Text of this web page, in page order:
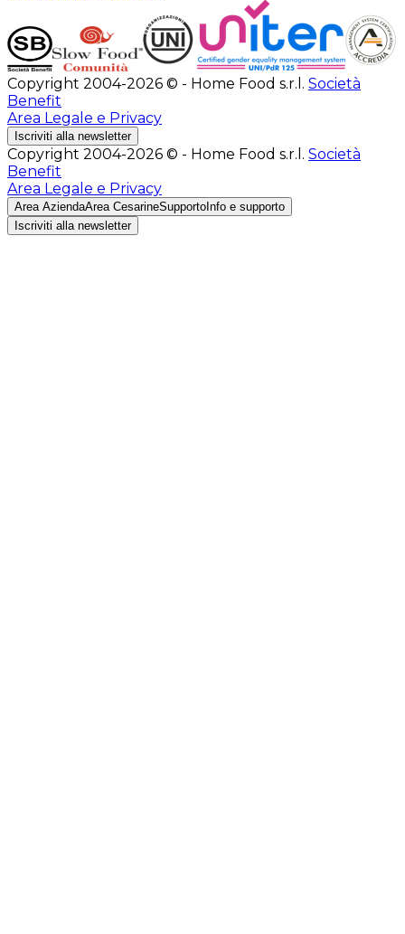
Copyright 2004-2026 © - Home Food s.r.l. Società
Benefit
Area Legale e Privacy
Iscriviti alla newsletter
Copyright 2004-2026 © - Home Food s.r.l. Società
Benefit
Area Legale e Privacy
Area AziendaArea CesarineSupporto Info e supporto
Iscriviti alla newsletter